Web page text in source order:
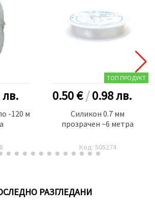
лв.
-120 м
ТОП ПРОДУКТ
0.50 €/0.98лв.
Силикон 0.7 мм
прозрачен ~6 метра
Код: 505274
РАЗГЛЕДАНИ